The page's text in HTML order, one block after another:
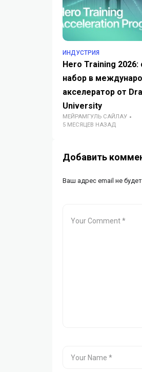
ИНДУСТРИЯ
Hero Training 2026:
набор в
акселератор от
University
МЕЙРАМГУЛЬ САЙЛАУ
5 МЕСЯЦЕВ НАЗАД
Добавить
Ваш адрес email не